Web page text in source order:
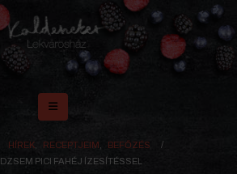
HÍREK RECEPTJEIM
BEFŐZÉS
PICI FAHÉJ ÍZESÍTÉSSEL